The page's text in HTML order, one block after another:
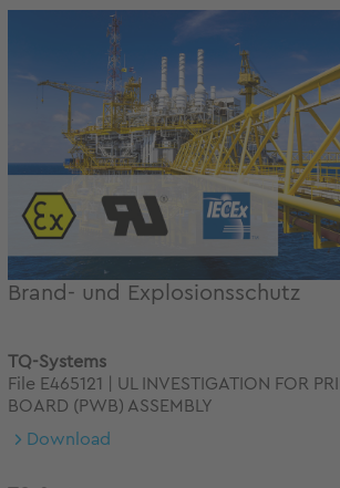
Brand- und Explosionsschutz
TQ-Systems
File E465121 | UL INVESTIGATION FOR
BOARD (PWB) ASSEMBLY
Download